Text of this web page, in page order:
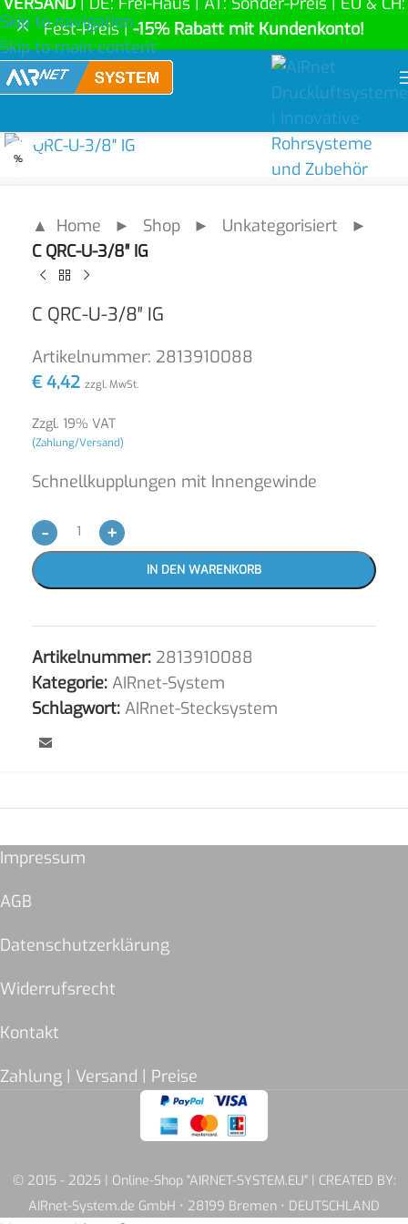
Skip to navigation
Skip to main content
Fest-Preis |-15% Rabatt mit Kundenkonto!
%
▲ Home ► Shop ► Unkategorisiert ►
C QRC-U-3/8″ IG
C QRC-U-3/8″ IG
Artikelnummer: 2813910088
€ 4,42 zzgl. MwSt.
Zzgl. 19% VAT
(Zahlung/Versand)
Schnellkupplungen mit Innengewinde
- +
IN DEN WARENKORB
Artikelnummer: 2813910088
Kategorie: AIRnet-System
Schlagwort: AIRnet-Stecksystem
Impressum
AGB
Datenschutzerklärung
Widerrufsrecht
Kontakt
Zahlung | Versand | Preise
© 2015 - 2025 | Online-Shop "AIRNET-SYSTEM.EU" | CREATED BY:
AIRnet-System.de GmbH • 28199 Bremen • DEUTSCHLAND